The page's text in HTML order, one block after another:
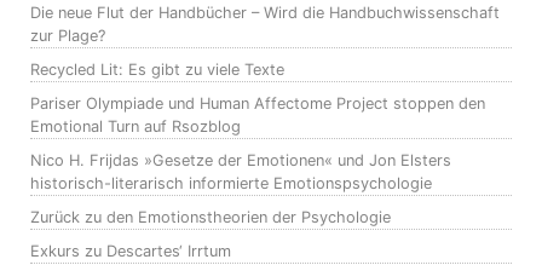
Die neue Flut der Handbücher – Wird die Handbuchwissenschaft
zur Plage?
Recycled Lit: Es gibt zu viele Texte
Pariser Olympiade und Human Affectome Project stoppen den
Emotional Turn auf Rsozblog
Nico H. Frijdas »Gesetze der Emotionen« und Jon Elsters
historisch-literarisch informierte Emotionspsychologie
Zurück zu den Emotionstheorien der Psychologie
Exkurs zu Descartes‘ Irrtum